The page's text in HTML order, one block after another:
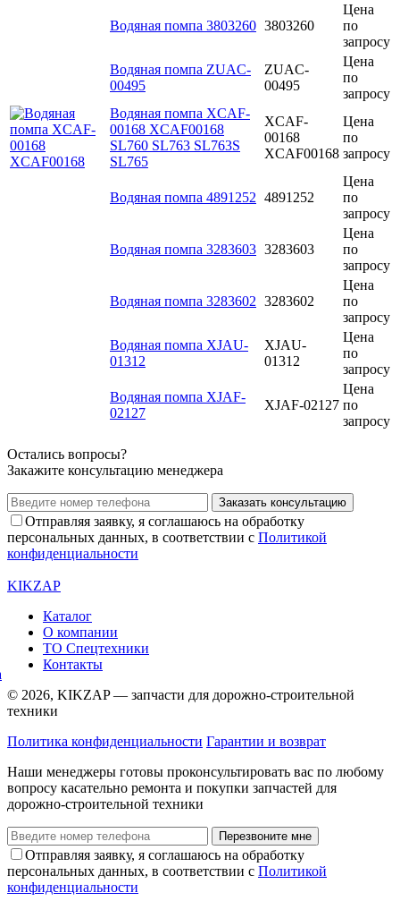
Водяная помпа 3803260 3803260
Цена
по
запросу
Водяная помпа ZUAC-
00495
ZUAC-
00495
Цена
по
запросу
Водяная помпа XCAF-
00168 XCAF00168
SL760 SL763 SL763S
SL765
XCAF-
00168
XCAF00168
Цена
по
запросу
Водяная помпа 4891252 4891252
Цена
по
запросу
Водяная помпа 3283603 3283603
Цена
по
запросу
Водяная помпа 3283602 3283602
Цена
по
запросу
Водяная помпа XJAU-
01312
XJAU-
01312
Цена
по
запросу
Водяная помпа XJAF-
02127
XJAF-02127
Цена
по
запросу
Остались вопросы?
Закажите консультацию менеджера
Заказать консультацию
Отправляя заявку, я соглашаюсь на обработку
персональных данных, в соответствии с Политикой
конфиденциальности
KIKZAP
Каталог
О компании
ТО Спецтехники
Контакты
© 2026, KIKZAP — запчасти для дорожно-строительной
техники
Политика конфиденциальности Гарантии и возврат
Наши менеджеры готовы проконсультировать вас по любому
вопросу касательно ремонта и покупки запчастей для
дорожно-строительной техники
Перезвоните мне
Отправляя заявку, я соглашаюсь на обработку
персональных данных, в соответствии с Политикой
конфиденциальности